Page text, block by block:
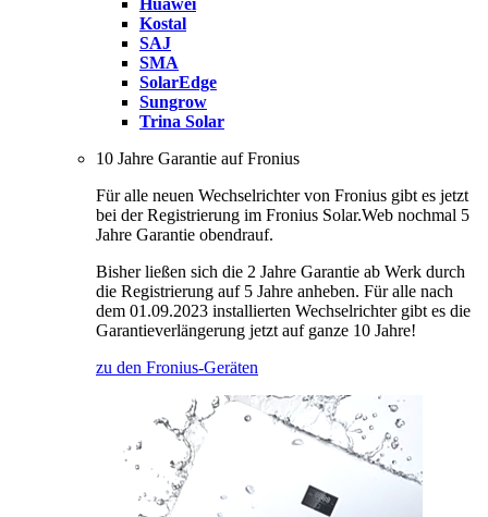
Kostal
SAJ
SMA
SolarEdge
Sungrow
Trina Solar
10 Jahre Garantie auf Fronius
Für alle neuen Wechselrichter von Fronius gibt es jetzt
bei der Registrierung im Fronius Solar.Web nochmal 5
Jahre Garantie obendrauf.
Bisher ließen sich die 2 Jahre Garantie ab Werk durch
die Registrierung auf 5 Jahre anheben. Für alle nach
dem 01.09.2023 installierten Wechselrichter gibt es die
Garantieverlängerung jetzt auf ganze 10 Jahre!
zu den Fronius-Geräten